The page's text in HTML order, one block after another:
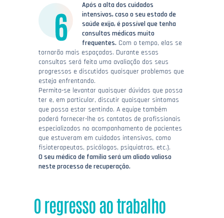
Após a alta dos cuidados
intensivos, caso o seu estado de
saúde exija, é possível que tenha
consultas médicas muito
frequentes. Com o tempo, elas se
tornarão mais espaçadas. Durante essas
consultas será feita uma avaliação dos seus
progressos e discutidos quaisquer problemas que
esteja enfrentando.
Permita-se levantar quaisquer dúvidas que possa
ter e, em particular, discutir quaisquer sintomas
que possa estar sentindo. A equipe também
poderá fornecer-lhe os contatos de profissionais
especializados no acompanhamento de pacientes
que estuveram em cuidados intensivos, como
fisioterapeutas, psicólogos, psiquiatras, etc.).
O seu médico de família será um aliado valioso
neste processo de recuperação.
O regresso ao trabalho